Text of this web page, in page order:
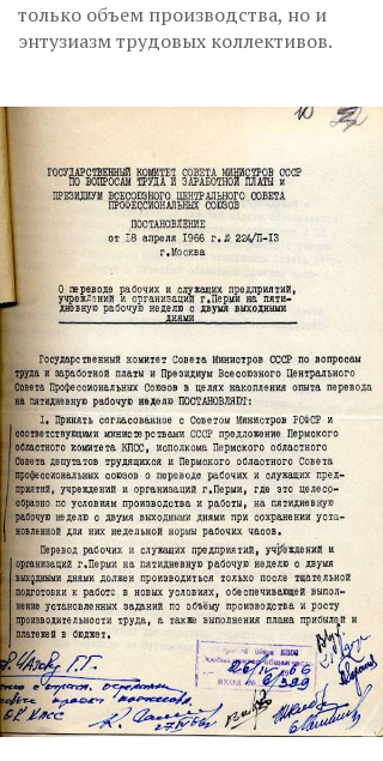
только объем производства, но и
энтузиазм трудовых коллективов.